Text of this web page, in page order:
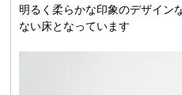
明るく柔らかな印象のデザイン
ない床となっています